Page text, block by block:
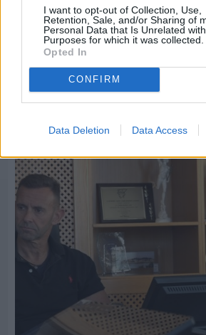
I want to opt-out of Collection, Use,
Retention, Sale, and/or Sharing of
Personal Data that Is Unrelated
Purposes for which it was collected.
Opted In
CONFIRM
Data Deletion Data Access
Πριν 6 ημέρες
Εργασίες ασφαλτόστρωσης σε